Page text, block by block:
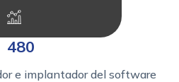
480
e implantador del software